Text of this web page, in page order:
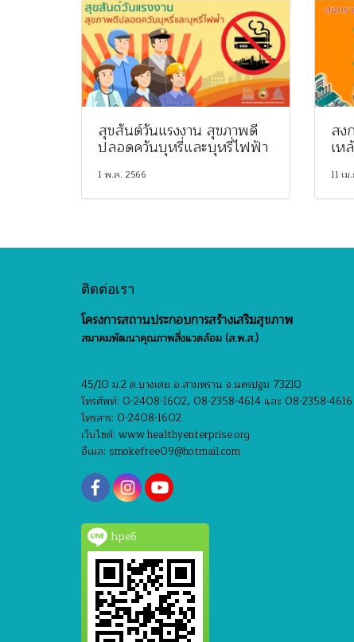
สุขสันต์วันแรงงาน สุขภาพดี
ปลอดควันบุหรี่และบุหรี่ไฟฟ้า
1 พ.ค. 2566
สง
เห
11 เ
ติดต่อเรา
โครงการสถานประกอบการสร้างเสริมสุขภาพ
สมาคมพัฒนาคุณภาพสิ่งแวดล้อม (ส.พ.ส.)
45/10 ม.2 ต.บางเตย อ.สามพราน จ.นครปฐม 73210
โทรศัพท์: 0-2408-1602, 08-2358-4614 และ 08-2358-4616
โทรสาร: 0-2408-1602
เว็บไซต์: www.healthyenterprise.org
อีเมล: smokefree09@hotmail.com
hpe6